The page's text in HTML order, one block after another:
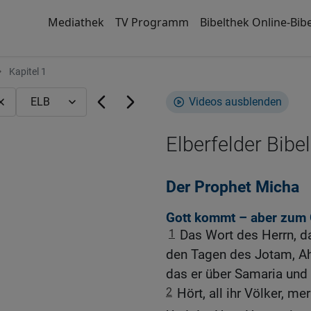
Mediathek TV Programm Bibelthek Online-
Kapitel 1
Videos ausblenden
Elberfelder
Der Prophet Micha
Gott kommt – aber
1
Das Wort des Herrn,
den Tagen des Jotam,
das er über Samaria
2 Hört, all ihr Völker,